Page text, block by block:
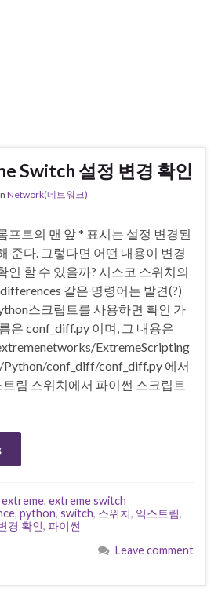
Switch 설정 변경 확인
Network(네트워크)
프트의 맨 앞 * 표시는 설정 변경된
준다. 그렇다면 어떤 내용이 변경
인 할 수 있을까? 시스코 스위치의
같은 명령어는 발견(?)
스크립트를 사용하면 확인 가
은 conf_diff.py 이며, 그 내용은
ExtremeScripting
conf_diff/conf_diff.py 에서
림 스위치에서 파이썬 스크립트
extreme, extreme switch
, python, switch, 스위치, 익스트림,
경 확인, 파이썬
Leave comment